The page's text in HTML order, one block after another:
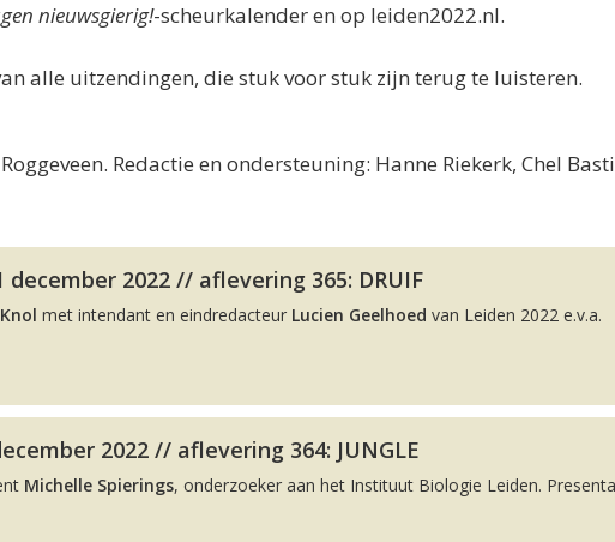
nieuwsgierig!-scheurkalender en op leiden2022.nl.
alle uitzendingen, die stuk voor stuk zijn terug te luisteren.
Redactie en ondersteuning: Hanne Riekerk, Chel
2022 // aflevering 365: DRUIF
met intendant en eindredacteur Lucien Geelhoed van Leiden 2022 e.v.a.
2022 // aflevering 364: JUNGLE
Michelle Spierings, onderzoeker aan het Instituut Biologie Leiden.